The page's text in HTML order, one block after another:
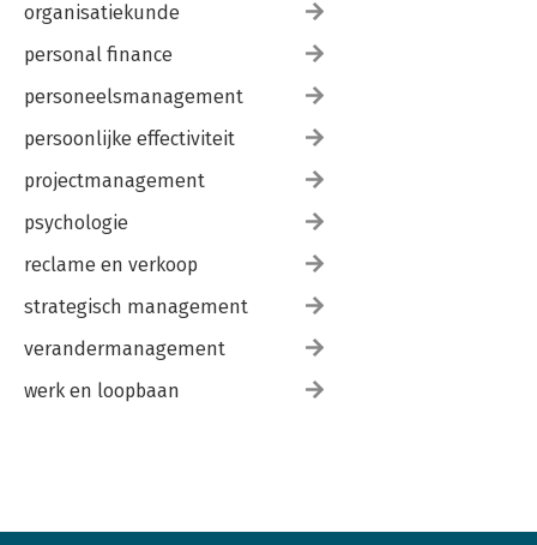
organisatiekunde
personal finance
personeelsmanagement
persoonlijke effectiviteit
projectmanagement
psychologie
reclame en verkoop
strategisch management
verandermanagement
werk en loopbaan